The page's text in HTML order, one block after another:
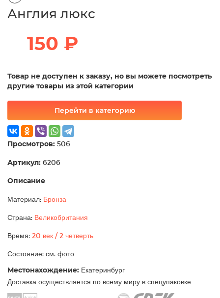
Англия люкс
150 ₽
Товар не доступен к заказу, но вы можете посмотреть
другие товары из этой категории
Перейти в категорию
Просмотров: 506
Артикул: 6206
Описание
Материал: Бронза
Страна: Великобритания
Время: 20 век / 2 четверть
Состояние: см. фото
Местонахождение: Екатеринбург
Доставка осуществляется по всему миру в спецупаковке